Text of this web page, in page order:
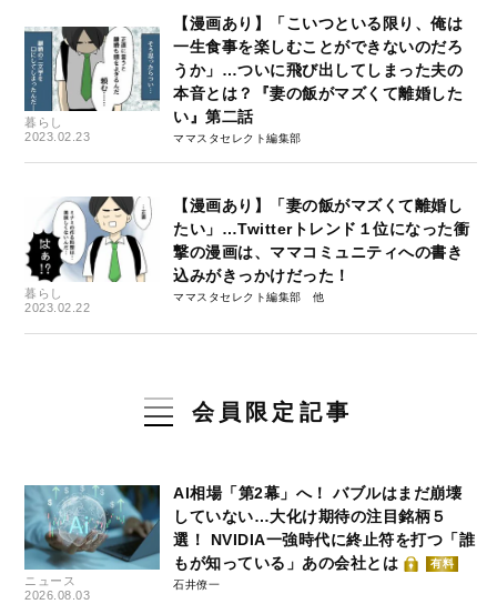
暮らし
2023.02.23
【漫画あり】「こいつといる限り、俺は
一生食事を楽しむことができないのだろ
うか」…ついに飛び出してしまった夫の
本音とは？『妻の飯がマズくて離婚した
い』第二話
ママスタセレクト編集部
暮らし
2023.02.22
【漫画あり】「妻の飯がマズくて離婚し
たい」…Twitterトレンド１位になった衝
撃の漫画は、ママコミュニティへの書き
込みがきっかけだった！
ママスタセレクト編集部
会員限定記事
ニュース
2026.08.03
AI相場「第2幕」へ！ バブルはまだ崩壊
していない…大化け期待の注目銘柄５
選！ NVIDIA一強時代に終止符を打つ「誰
もが知っている」あの会社とは
有料
石井僚一